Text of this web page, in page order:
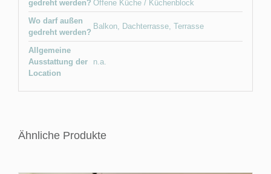
gedreht werden? Offene Küche / Küchenblock
Wo darf außen
gedreht werden?
Balkon, Dachterrasse, Terrasse
Allgemeine
Ausstattung der
Location
n.a.
Ähnliche Produkte